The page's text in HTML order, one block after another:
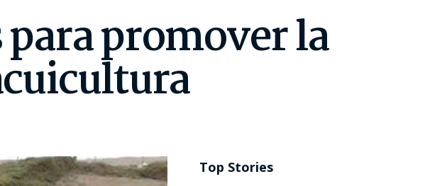
promover la
Top Stories